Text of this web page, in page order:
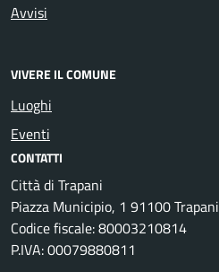
Avvisi
VIVERE IL COMUNE
Luoghi
Eventi
CONTATTI
Città di Trapani
Piazza Municipio, 1 91100 Trapani
Codice fiscale: 80003210814
P.IVA: 00079880811